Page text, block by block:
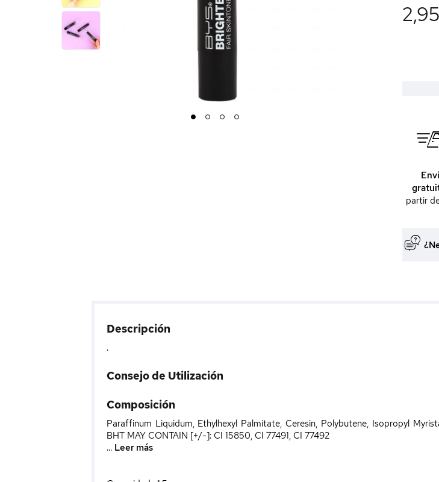
1 2 3 4
partir
Descripción
.
Consejo de Utilización
Composición
Paraffinum Liquidum, Ethylhexyl Palmitate, Ceresin, Polybutene, Isopropyl
BHT MAY CONTAIN [+/-]: CI 15850, CI 77491, CI 77492
... Leer más